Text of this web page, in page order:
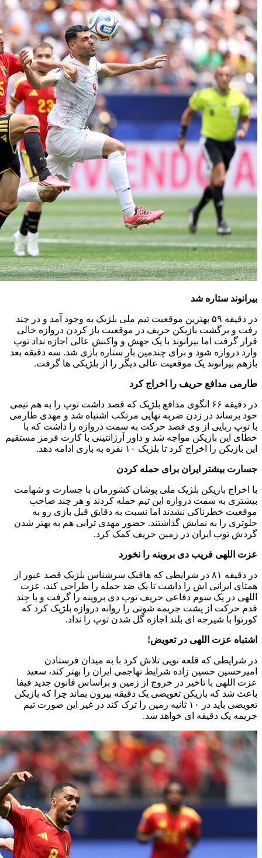
بیرانوند ستاره شد
در دقیقه ۵۹ بهترین موقعیت تیم ملی بلژیک به وجود آمد و در چند
رفت و برگشت بازیکن حریف در موقعیت باز کردن دروازه خالی
قرار گرفت اما بیرانوند با یک جهش و واکنش عالی اجازه نداد توپ
وارد دروازه شود و برای چندمین بار ستاره بازی شد. سه دقیقه بعد
بازهم بیرانوند یک موقعیت عالی دیگر را از بلژیکی ها گرفت.
طارمی مدافع حریف را اخراج کرد
در دقیقه ۶۶ انگوی مدافع بلژیک که قصد داشت توپ را به هم تیمی
خود برساند در زدن ضربه نهایی مرتکب اشتباه شد و مهدی طارمی
با توپ ربایی از وی قصد حرکت به سمت دروازه را داشت که با
خطای این بازیکن مواجه شد و داور آرژانتینی با کارت قرمز مستقیم
این بازیکن را اخراج کرد تا بلژیک ۱۰ نفره به بازی ادامه دهد.
جسارت بیشتر ایران برای حمله کردن
با اخراج بازیکن بلژیک ملی پوشان کشورمان با جسارت و شهامت
بیشتری به سمت دروازه این تیم حمله کردند و هر چند صاحب
موقعیت خطرناکی نشدند اما نسبت به دقایق قبل بازی رو به
جلوتری را به نمایش گذاشتند. حضور مهدی ترابی هم به بهتر شدن
گردش توپ ایران در زمین حریف کمک کرد.
عزت اللهی فریب دی بروینه را نخورد
در دقیقه ۸۱ در شرایطی که هافبک سرشناس بلژیک قصد عبور از
همتای ایرانی اش را داشت تا یک ضد حمله را طراحی کند، عزت
اللهی در یک سوم دفاعی حریف توپ دی بروینه را گرفت و با چند
قدم حرکت از پشت جریمه شوتی را روانه دروازه بلژیک کرد که
کورتوا با شیرجه ای بلند اجازه گل شدن توپ را نداد.
اشتباه عزت اللهی در تعویض!
در شرایطی که قلعه نویی تلاش کرد با به میدان فرستادن
امیرحسین حسین زاده شرایط تهاجمی ایران را بهتر کند، سعید
عزت اللهی با تاخیر در خروج از زمین و براساس قانون جدید فیفا
باعث شد که بازیکن تعویضی یک دقیقه بیرون بماند چرا که بازیکن
تعویضی باید در ۱۰ ثانیه زمین را ترک کند در غیر این صورت تیم
جریمه یک دقیقه ای خواهد شد.